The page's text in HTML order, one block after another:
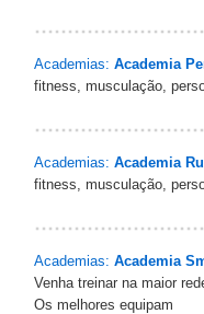
Academias: Academia
fitness, musculação,
Academias: Academia
fitness, musculação,
Academias: Academia
Venha treinar na maior
Os melhores equipam